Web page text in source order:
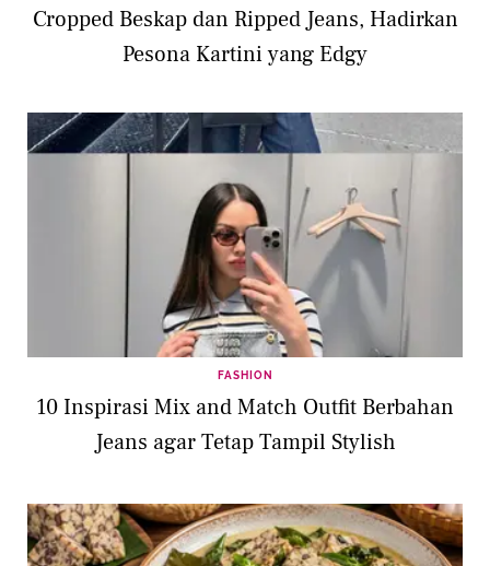
Cropped Beskap dan Ripped Jeans, Hadirkan
Pesona Kartini yang Edgy
FASHION
10 Inspirasi Mix and Match Outfit Berbahan
Jeans agar Tetap Tampil Stylish